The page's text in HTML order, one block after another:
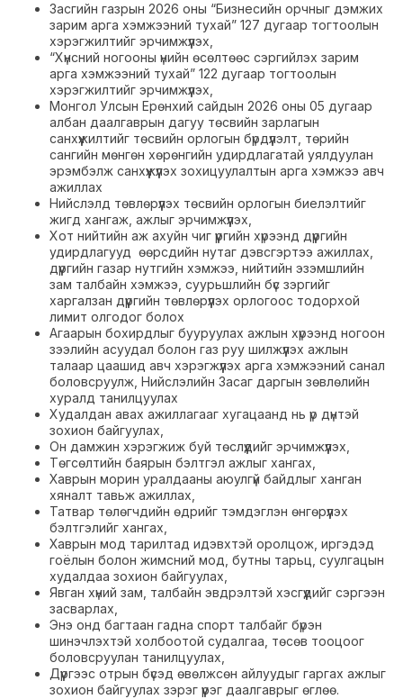
Засгийн газрын 2026 оны “Бизнесийн орчныг дэмжих
зарим арга хэмжээний тухай” 127 дугаар тогтоолын
хэрэгжилтийг эрчимжүүлэх,
“Хүнсний ногооны үнийн өсөлтөөс сэргийлэх зарим
арга хэмжээний тухай” 122 дугаар тогтоолын
хэрэгжилтийг эрчимжүүлэх,
Монгол Улсын Ерөнхий сайдын 2026 оны 05 дугаар
албан даалгаврын дагуу төсвийн зарлагын
санхүүжилтийг төсвийн орлогын бүрдүүлэлт, төрийн
сангийн мөнгөн хөрөнгийн удирдлагатай уялдуулан
эрэмбэлж санхүүжүүлэх зохицуулалтын арга хэмжээ авч
ажиллах
Нийслэлд төвлөрүүлэх төсвийн орлогын биелэлтийг
жигд хангаж, ажлыг эрчимжүүлэх,
Хот нийтийн аж ахуйн чиг үүргийн хүрээнд дүүргийн
удирдлагууд өөрсдийн нутаг дэвсгэртээ ажиллах,
дүүргийн газар нутгийн хэмжээ, нийтийн эзэмшлийн
зам талбайн хэмжээ, суурьшлийн бүс зэргийг
харгалзан дүүргийн төвлөрүүлэх орлогоос тодорхой
лимит олгодог болох
Агаарын бохирдлыг бууруулах ажлын хүрээнд ногоон
зээлийн асуудал болон газ руу шилжүүлэх ажлын
талаар цаашид авч хэрэгжүүлэх арга хэмжээний санал
боловсруулж, Нийслэлийн Засаг даргын зөвлөлийн
хуралд танилцуулах
Худалдан авах ажиллагааг хугацаанд нь үр дүнтэй
зохион байгуулах,
Он дамжин хэрэгжиж буй төслүүдийг эрчимжүүлэх,
Төгсөлтийн баярын бэлтгэл ажлыг хангах,
Хаврын морин уралдааны аюулгүй байдлыг ханган
хяналт тавьж ажиллах,
Татвар төлөгчдийн өдрийг тэмдэглэн өнгөрүүлэх
бэлтгэлийг хангах,
Хаврын мод тарилтад идэвхтэй оролцож, иргэдэд
гоёлын болон жимсний мод, бутны тарьц, суулгацын
худалдаа зохион байгуулах,
Явган хүний зам, талбайн эвдрэлтэй хэсгүүдийг сэргээн
засварлах,
Энэ онд багтаан гадна спорт талбайг бүрэн
шинэчлэхтэй холбоотой судалгаа, төсөв тооцоог
боловсруулан танилцуулах,
Дүүргээс отрын бүсэд өвөлжсөн айлуудыг гаргах ажлыг
зохион байгуулах зэрэг үүрэг даалгаврыг өглөө.